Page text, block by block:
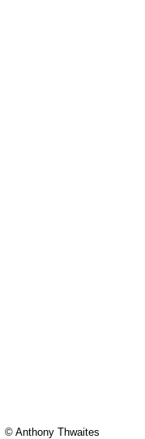
© Anthony Thwaites